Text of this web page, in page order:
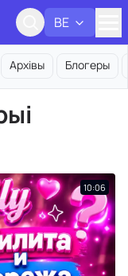
BE
Архівы Блогеры
10:06